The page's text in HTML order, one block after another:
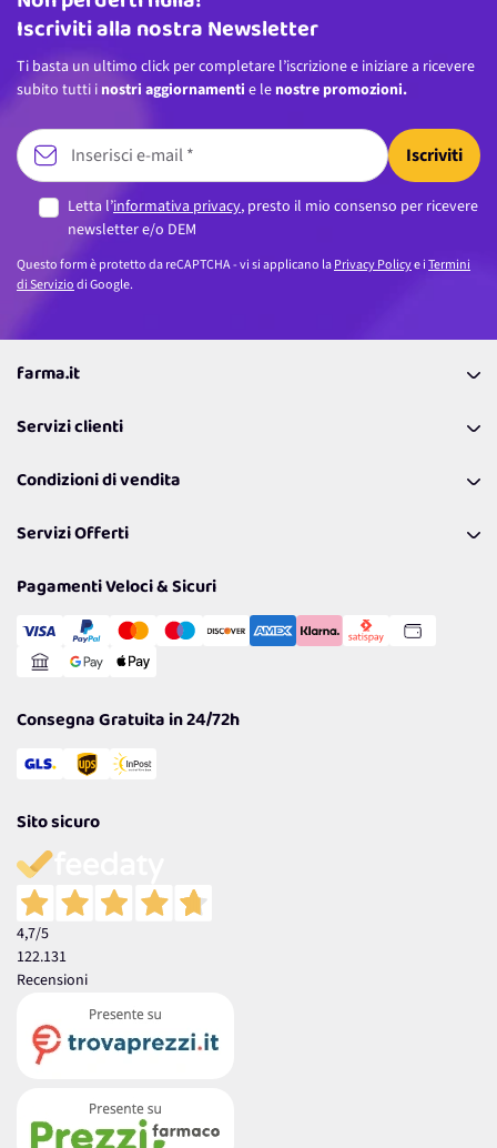
Iscriviti alla nostra Newsletter
Ti basta un ultimo click per completare l’iscrizione e iniziare a ricevere
subito tutti i nostri aggiornamenti e le nostre promozioni.
Iscriviti
Letta l’informativa privacy, presto il mio consenso per ricevere
newsletter e/o DEM
Questo form è protetto da reCAPTCHA - vi si applicano laPrivacy Policye iTermini
di Serviziodi Google.
farma.it
Coupon
Lavora con noi
Politiche per la parità di genere
Servizi clienti
Richiamami
Resi
Condizioni di vendita
Spedizioni
Cookie Policy
Gestisci Cookie
Servizi Offerti
Reso Facile e Veloce
Pagamenti Veloci & Sicuri
Consegna Gratuita in 24/72h
Sito sicuro
4,7/5
122.131
Recensioni